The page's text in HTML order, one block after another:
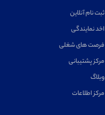
ثبت نام آنلاین
اخد نمایندگی
فرصت های شغلی
مرکز پشتیبانی
وبلاگ
مرکز اطلاعات